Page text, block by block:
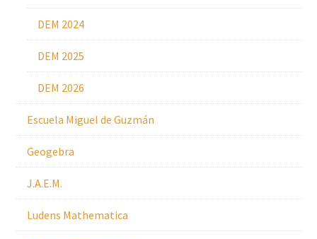
DEM 2024
DEM 2025
DEM 2026
Escuela Miguel de Guzmán
Geogebra
J.A.E.M.
Ludens Mathematica